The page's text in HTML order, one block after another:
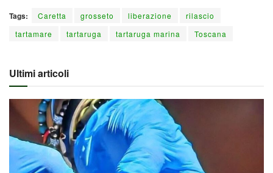
Tags: Caretta grosseto liberazione
rilascio
tartamare
tartaruga tartaruga marina Toscana
Ultimi articoli